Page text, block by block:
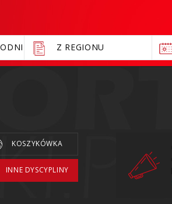
Z REGIONU
KOSZYKÓWKA
INNE DYSCYPLINY